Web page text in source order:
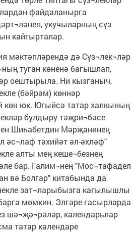
файдаланырга
укучыларның сүз
кайгырталар.
мәктәпләрендә дә Сүз¬лек¬ләр
туган көненә багышлап,
оештырыла. Ни кызганыч,
(бәйрәм) көннәр
көн юк. Югыйсә татар халкының
булдыру тәҗри¬бәсе
Шиһабетдин Мәрҗанинең
әс¬лаф тәхийәт әл-әхләф"
алты мең кеше¬безнең
бар. Галим¬нең "Мос¬тафадел
вә Болгар" китабында да
зат¬ларыбызга кагылышлы
мөмкин. Элгәре гасырларда
шә¬җә¬рәләр, календарьлар
татар календаре